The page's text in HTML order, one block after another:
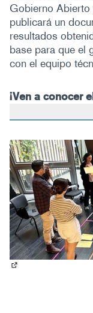
Gobierno Abierto
publicará un
resultados
base para que el
con el equipo
¡Ven a conocer